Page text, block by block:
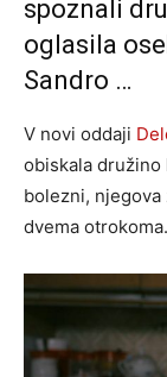
spoznali
oglasila
Sandro …
V novi oddaji
obiskala družino
bolezni, njegova
dvema otrokoma.